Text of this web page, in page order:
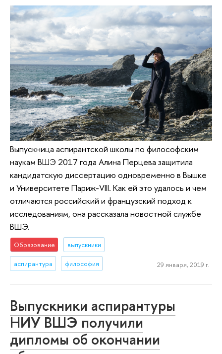
Выпускница аспирантской школы по философским
наукам ВШЭ 2017 года Алина Перцева защитила
кандидатскую диссертацию одновременно в Вышке
и Университете Париж-VIII. Как ей это удалось и чем
отличаются российский и французский подход к
исследованиям, она рассказала новостной службе
ВШЭ.
Образование выпускники
аспирантура философия 29 января, 2019 г.
Выпускники аспирантуры
НИУ ВШЭ получили
дипломы об окончании